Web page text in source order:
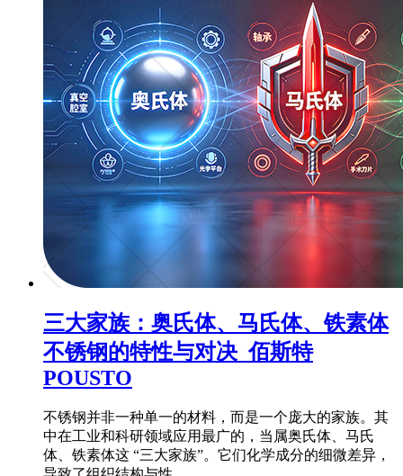
三大家族：奥氏体、马氏体、铁素体
不锈钢的特性与对决_佰斯特
POUSTO
不锈钢并非一种单一的材料，而是一个庞大的家族。其
中在工业和科研领域应用最广的，当属奥氏体、马氏
体、铁素体这 “三大家族”。它们化学成分的细微差异，